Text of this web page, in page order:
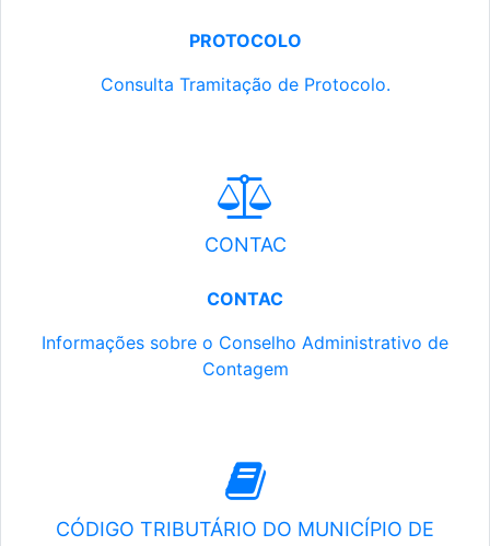
PROTOCOLO
Consulta Tramitação de Protocolo.
CONTAC
CONTAC
Informações sobre o Conselho Administrativo de
Contagem
CÓDIGO TRIBUTÁRIO DO MUNICÍPIO DE